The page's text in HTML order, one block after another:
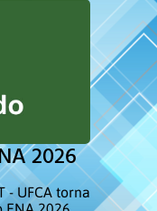
2026
- UFCA torna